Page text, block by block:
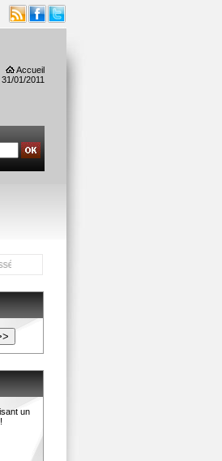
Accueil
31/01/2011
un